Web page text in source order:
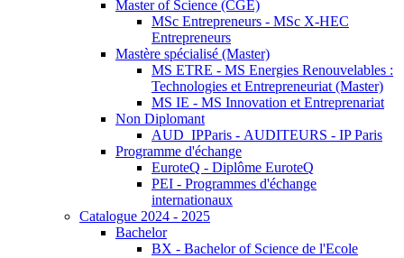
Master of Science (CGE)
MSc Entrepreneurs - MSc X-HEC
Entrepreneurs
Mastère spécialisé (Master)
MS ETRE - MS Energies Renouvelables :
Technologies et Entrepreneuriat (Master)
MS IE - MS Innovation et Entreprenariat
Non Diplomant
AUD_IPParis - AUDITEURS - IP Paris
Programme d'échange
EuroteQ - Diplôme EuroteQ
PEI - Programmes d'échange
internationaux
Catalogue 2024 - 2025
Bachelor
BX - Bachelor of Science de l'Ecole